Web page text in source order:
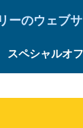
ーのウェブ
スペシャルオ